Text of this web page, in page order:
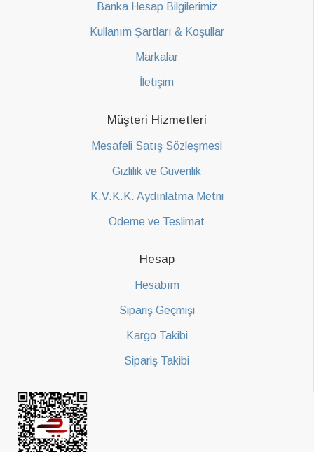
Banka Hesap Bilgilerimiz
Kullanım Şartları & Koşullar
Markalar
İletişim
Müşteri Hizmetleri
Mesafeli Satış Sözleşmesi
Gizlilik ve Güvenlik
K.V.K.K. Aydınlatma Metni
Ödeme ve Teslimat
Hesap
Hesabım
Sipariş Geçmişi
Kargo Takibi
Sipariş Takibi